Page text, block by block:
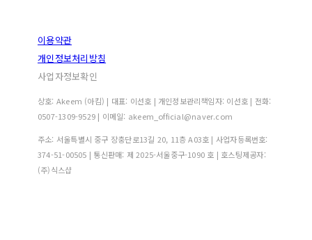
이용약관
개인정보처리방침
사업자정보확인
상호: Akeem (아킴) | 대표: 이선호 | 개인정보관리책임자: 이선호 | 전화:
0507-1309-9529 | 이메일: akeem_official@naver.com
주소: 서울특별시 중구 장충단로13길 20, 11층 A03호 | 사업자등록번호:
374-51-00505 | 통신판매: 제 2025-서울중구-1090 호 | 호스팅제공자:
(주)식스샵